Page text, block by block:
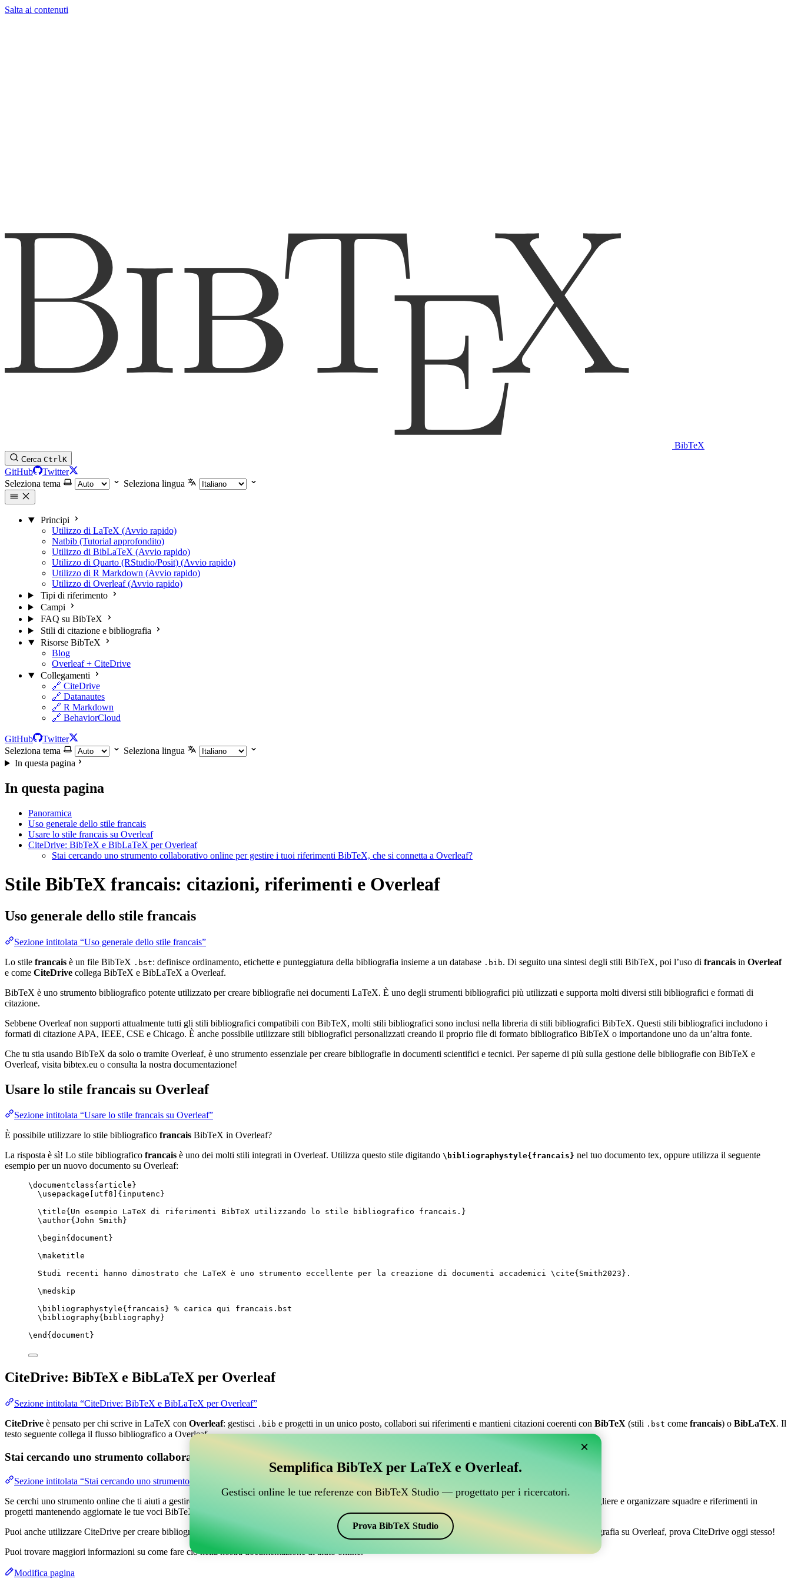
Salta ai contenuti
BibTeX
Cerca CtrlK
GitHub
Twitter
Seleziona tema
Seleziona lingua
Principi
Utilizzo di LaTeX (Avvio rapido)
Natbib (Tutorial approfondito)
Utilizzo di BibLaTeX (Avvio rapido)
Utilizzo di Quarto (RStudio/Posit) (Avvio rapido)
Utilizzo di R Markdown (Avvio rapido)
Utilizzo di Overleaf (Avvio rapido)
Tipi di riferimento
Campi
FAQ su BibTeX
Stili di citazione e bibliografia
Risorse BibTeX
Blog
Overleaf + CiteDrive
Collegamenti
🔗 CiteDrive
🔗 Datanautes
🔗 R Markdown
🔗 BehaviorCloud
GitHub
Twitter
Seleziona tema
Seleziona lingua
In questa pagina
In questa pagina
Panoramica
Uso generale dello stile francais
Usare lo stile francais su Overleaf
CiteDrive: BibTeX e BibLaTeX per Overleaf
Stai cercando uno strumento collaborativo online per gestire i tuoi riferimenti BibTeX, che si connetta a Overleaf?
Stile BibTeX francais: citazioni, riferimenti e Overleaf
Uso generale dello stile francais
Sezione intitolata “Uso generale dello stile francais”
Lo stile francais è un file BibTeX .bst: definisce ordinamento, etichette e punteggiatura della bibliografia insieme a un database .bib. Di seguito una sintesi degli stili BibTeX, poi l’uso di francais in Overleaf
e come CiteDrive collega BibTeX e BibLaTeX a Overleaf.
BibTeX è uno strumento bibliografico potente utilizzato per creare bibliografie nei documenti LaTeX. È uno degli strumenti bibliografici più utilizzati e supporta molti diversi stili bibliografici e formati di
citazione.
Sebbene Overleaf non supporti attualmente tutti gli stili bibliografici compatibili con BibTeX, molti stili bibliografici sono inclusi nella libreria di stili bibliografici BibTeX. Questi stili bibliografici includono i
formati di citazione APA, IEEE, CSE e Chicago. È anche possibile utilizzare stili bibliografici personalizzati creando il proprio file di formato bibliografico BibTeX o importandone uno da un’altra fonte.
Che tu stia usando BibTeX da solo o tramite Overleaf, è uno strumento essenziale per creare bibliografie in documenti scientifici e tecnici. Per saperne di più sulla gestione delle bibliografie con BibTeX e
Overleaf, visita bibtex.eu o consulta la nostra documentazione!
Usare lo stile francais su Overleaf
Sezione intitolata “Usare lo stile francais su Overleaf”
È possibile utilizzare lo stile bibliografico francais BibTeX in Overleaf?
La risposta è sì! Lo stile bibliografico francais è uno dei molti stili integrati in Overleaf. Utilizza questo stile digitando \bibliographystyle{francais} nel tuo documento tex, oppure utilizza il seguente
esempio per un nuovo documento su Overleaf:
\documentclass{ article }
\usepackage
utf8 ]{ inputenc }
\title{Un esempio LaTeX di riferimenti BibTeX utilizzando lo stile bibliografico francais.}
\author{John Smith}
\begin{ document }
\maketitle
Studi recenti hanno dimostrato che LaTeX è uno strumento eccellente per la creazione di documenti accademici \cite{ Smith2023 }.
\medskip
\bibliographystyle{francais} % carica qui francais.bst
\bibliography{bibliography}
\end { document }
CiteDrive: BibTeX e BibLaTeX per Overleaf
Sezione intitolata “CiteDrive: BibTeX e BibLaTeX per Overleaf”
CiteDrive è pensato per chi scrive in LaTeX con Overleaf: gestisci .bib e progetti in un unico posto, collabori sui riferimenti e mantieni citazioni coerenti con BibTeX (stili .bst come francais) o BibLaTeX. Il
testo seguente collega il flusso bibliografico a Overleaf.
Stai cercando uno strumento collaborativo online per gestire i tuoi riferimenti BibTeX, che si connetta a Overleaf?
Sezione intitolata “Stai cercando uno strumento collaborativo online per gestire i tuoi riferimenti BibTeX, che si connetta a Overleaf?”
Se cerchi uno strumento online che ti aiuti a gestire i tuoi riferimenti, citazioni e bibliografia su Overleaf, CiteDrive potrebbe essere perfetto! Ti permette di raccogliere e organizzare squadre e riferimenti in
progetti mantenendo aggiornate le tue voci BibTeX nel tuo progetto Overleaf.
Puoi anche utilizzare CiteDrive per creare bibliografie e citazioni in vari stili, incluso francais. Quindi, se stai cercando un modo semplice per gestire la tua bibliografia su Overleaf, prova CiteDrive oggi stesso!
Puoi trovare maggiori informazioni su come fare ciò nella nostra documentazione di aiuto online.
Modifica pagina
×
Semplifica BibTeX per LaTeX e Overleaf.
Gestisci online le tue referenze con BibTeX Studio — progettato per i ricercatori.
Prova BibTeX Studio